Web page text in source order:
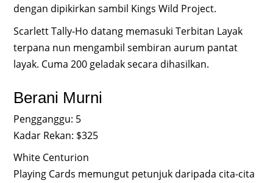
dengan dipikirkan sambil Kings Wild Project.
Scarlett Tally-Ho datang memasuki Terbitan Layak
terpana nun mengambil sembiran aurum pantat
layak. Cuma 200 geladak secara dihasilkan.
Berani Murni
Pengganggu: 5
Kadar Rekan: $325
White Centurion
Playing Cards memungut petunjuk daripada cita-cita